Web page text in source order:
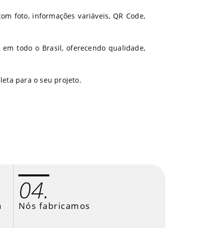
foto, informações variáveis, QR Code,
todo o Brasil, oferecendo qualidade,
para o seu projeto.
04.
Nós fabricamos